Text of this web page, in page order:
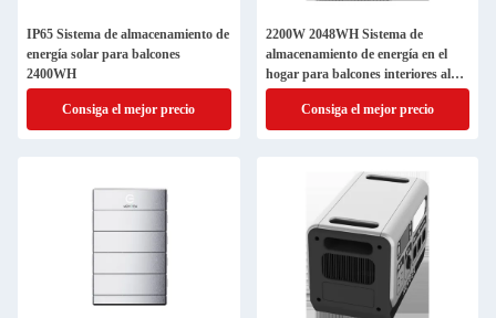
IP65 Sistema de almacenamiento de
energía solar para balcones
2400WH
Consiga el mejor precio
2200W 2048WH Sistema de
almacenamiento de energía en el
hogar para balcones interiores al
aire libre
Consiga el mejor precio